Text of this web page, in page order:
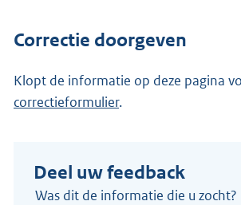
Correctie doorgeven
Klopt de informatie op deze pagina
correctieformulier.
Deel uw feedback
Was dit de informatie die u zocht?